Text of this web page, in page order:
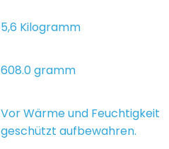
‎5,6 Kilogramm
‎608.0 gramm
‎Vor Wärme und Feuchtigkeit
geschützt aufbewahren.